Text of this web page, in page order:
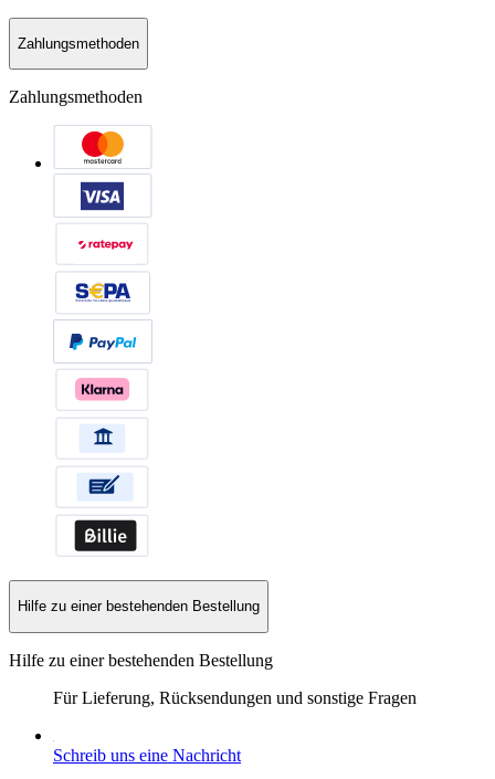
Zahlungsmethoden
Zahlungsmethoden
Hilfe zu einer bestehenden Bestellung
Hilfe zu einer bestehenden Bestellung
Für Lieferung, Rücksendungen und sonstige Fragen
Schreib uns eine Nachricht